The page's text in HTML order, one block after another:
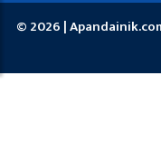
© 2026 |